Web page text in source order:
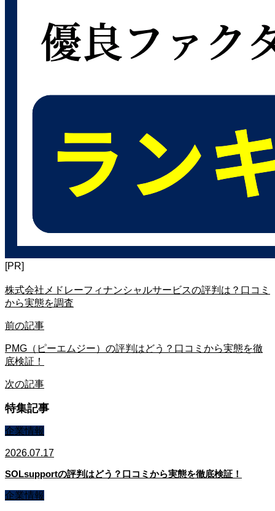
[PR]
株式会社メドレーフィナンシャルサービスの評判は？口コミ
から実態を調査
前の記事
PMG（ピーエムジー）の評判はどう？口コミから実態を徹
底検証！
次の記事
特集記事
企業情報
2026.07.17
SOLsupportの評判はどう？口コミから実態を徹底検証！
企業情報